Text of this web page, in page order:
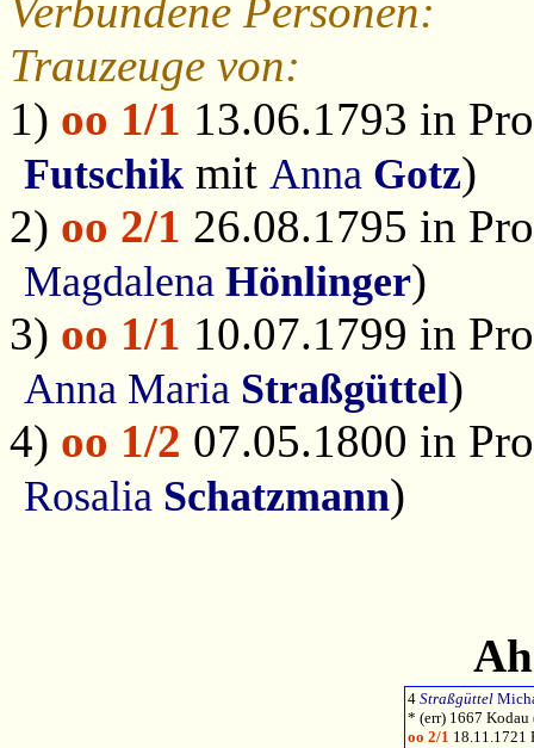
Verbundene Personen:
Trauzeuge von:
1) oo 1/1 13.06.1793 in
Futschik mit Anna Gotz)
2) oo 2/1 26.08.1795 in
MagdalenaHönlinger)
3) oo 1/1 10.07.1799 in
Anna Maria Straßgüttel)
4) oo 1/2 07.05.1800 in
Rosalia Schatzmann)
4 Straßgüttel
* (err) 1667 Kodau
oo 2/1 18.11.1721